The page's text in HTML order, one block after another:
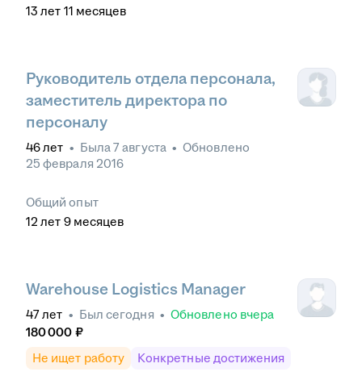
13 лет 11 месяцев
Руководитель отдела персонала,
заместитель директора по
персоналу
46лет • Была7 августа • Обновлено
25 февраля 2016
Общий опыт
12 лет 9 месяцев
Warehouse Logistics Manager
47лет • Был сегодня • Обновлено вчера
180 000 ₽
Не ищет работу
Конкретные достижения